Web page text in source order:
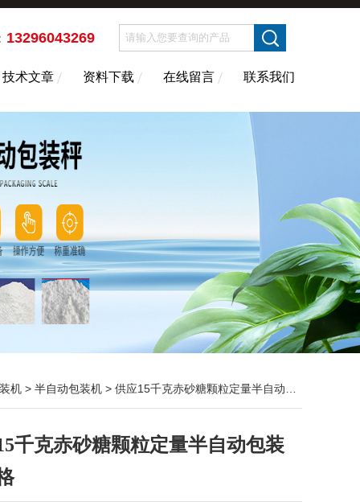
13296043269
技术文章 资料下载 在线留言 联系我们
机 > 半自动包装机 > 供应15千克赤砂糖颗粒定量半自动包装机价格
千克赤砂糖颗粒定量半自动包装